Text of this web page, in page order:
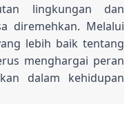
lingkungan dan
diremehkan. Melalui
lebih baik tentang
menghargai peran
dalam kehidupan